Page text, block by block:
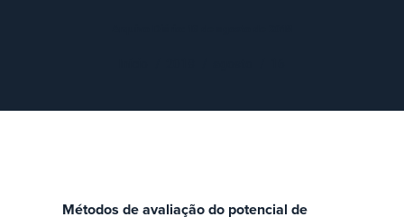
Métodos de avaliação do potencial de